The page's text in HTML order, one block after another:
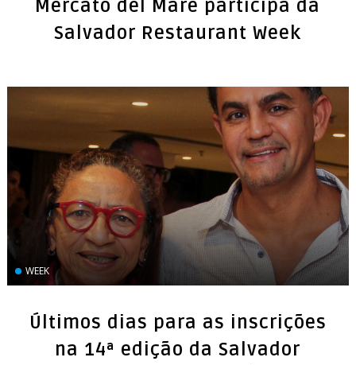
Mercato del Mare participa da
Salvador Restaurant Week
WEEK
Últimos dias para as inscrições
na 14ª edição da Salvador